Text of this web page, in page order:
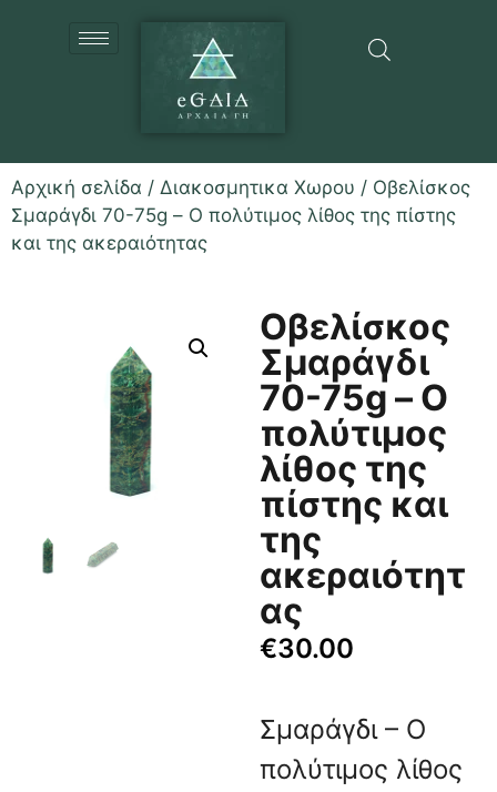
Αρχική σελίδα / Διακοσμητικα Χωρου / Οβελίσκος
Σμαράγδι 70-75g – Ο πολύτιμος λίθος της πίστης
και της ακεραιότητας
Οβελίσκος
Σμαράγδι
70-75g – Ο
πολύτιμος
λίθος της
πίστης και
της
ακεραιότητ
ας
€30.00
Σμαράγδι – Ο
πολύτιμος λίθος